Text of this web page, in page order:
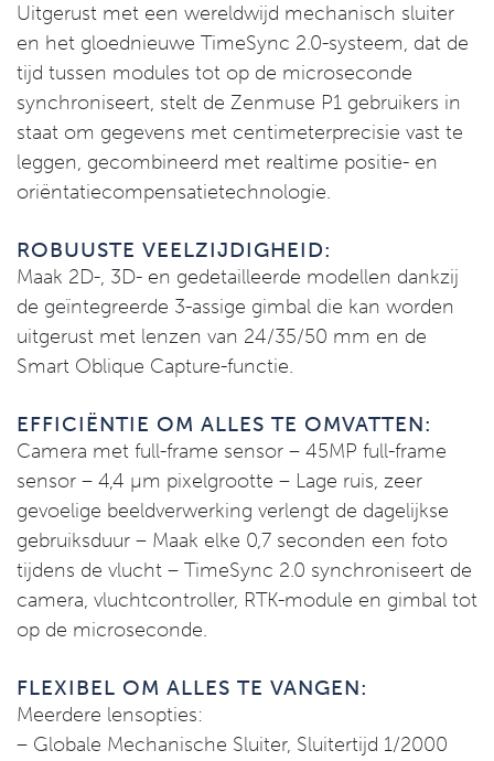
Uitgerust met een wereldwijd mechanisch sluiter
en het gloednieuwe TimeSync 2.0-systeem, dat de
tijd tussen modules tot op de microseconde
synchroniseert, stelt de Zenmuse P1 gebruikers in
staat om gegevens met centimeterprecisie vast te
leggen, gecombineerd met realtime positie- en
oriëntatiecompensatietechnologie.
ROBUUSTE VEELZIJDIGHEID:
Maak 2D-, 3D- en gedetailleerde modellen dankzij
de geïntegreerde 3-assige gimbal die kan worden
uitgerust met lenzen van 24/35/50 mm en de
Smart Oblique Capture-functie.
EFFICIËNTIE OM ALLES TE OMVATTEN:
Camera met full-frame sensor – 45MP full-frame
sensor – 4,4 µm pixelgrootte – Lage ruis, zeer
gevoelige beeldverwerking verlengt de dagelijkse
gebruiksduur – Maak elke 0,7 seconden een foto
tijdens de vlucht – TimeSync 2.0 synchroniseert de
camera, vluchtcontroller, RTK-module en gimbal tot
op de microseconde.
FLEXIBEL OM ALLES TE VANGEN:
Meerdere lensopties:
– Globale Mechanische Sluiter, Sluitertijd 1/2000